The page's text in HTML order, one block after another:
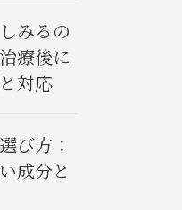
みるの
療後に
対応
び方：
成分と